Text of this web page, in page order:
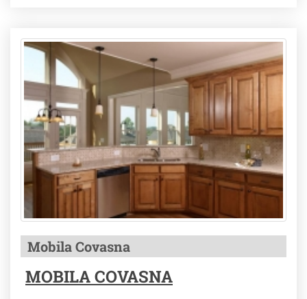
Mobila Covasna
MOBILA COVASNA